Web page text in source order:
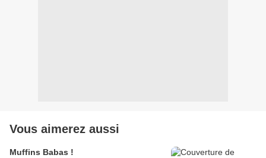
Vous aimerez aussi
Muffins Babas !